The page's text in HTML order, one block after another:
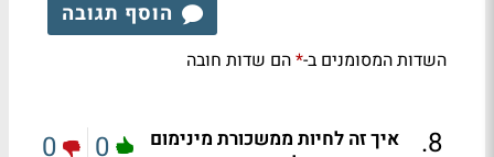
הוסף תגובה
השדות המסומנים ב-*הם שדות חובה
8
.
איך זה לחיות ממשכורת מינימום
0
0